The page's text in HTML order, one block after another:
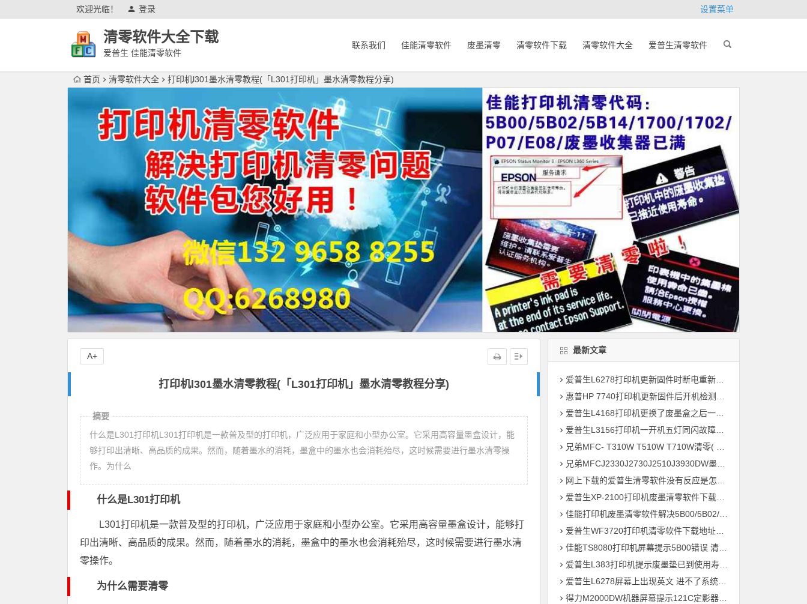
欢迎光临！ 登录 设置菜单
清零软件大全下载
爱普生 佳能清零软件
联系我们 佳能清零软件 废墨清零 清零软件下载 清零软件大全 爱普生清零软件
首页 清零软件大全 打印机l301墨水清零教程(「L301打印机」墨水清零教程分享)
打印机l301墨水清零教程(「L301打印机」墨水清零教程分享)
A+
摘要
什么是L301打印机L301打印机是一款普及型的打印机，广泛应用于家庭和小型办公室。它采用高容量墨盒设计，能
够打印出清晰、高品质的成果。然而，随着墨水的消耗，墨盒中的墨水也会消耗殆尽，这时候需要进行墨水清零操
作。为什么
什么是L301打印机
L301打印机是一款普及型的打印机，广泛应用于家庭和小型办公室。它采用高容量墨盒设计，能够打
印出清晰、高品质的成果。然而，随着墨水的消耗，墨盒中的墨水也会消耗殆尽，这时候需要进行墨水清
零操作。
为什么需要清零
最新文章
爱普生L6278打印机更新固件时断电重新开机后一直提示Recovery Mode故障
惠普HP 7740打印机更新固件后开机检测到非HP芯片刷机降级解决教程
爱普生L4168打印机更换了废墨盒之后一开机提示202604故障代码维修
爱普生L3156打印机一开机五灯同闪故障远程维修
兄弟MFC- T310W T510W T710W清零( 墨水回收盒已满，将满或设备故障46 )
兄弟MFCJ2330J2730J2510J3930DW墨水国收盒已满清零教程
网上下载的爱普生清零软件没有反应是怎么回事 ?
爱普生XP-2100打印机废墨清零软件下载及使用方法
佳能打印机废墨清零软件解决5B00/5B02/1700故障
爱普生WF3720打印机清零软件下载地址大全
佳能TS8080打印机屏幕提示5B00错误 清零快速解决问题
爱普生L383打印机提示废墨垫已到使用寿命通过清零快速解决问题
爱普生L6278屏幕上出现英文 进不了系统 刷固件快速解决问题
得力M2000DW机器屏幕提示121C定影器错误 快速解决方法